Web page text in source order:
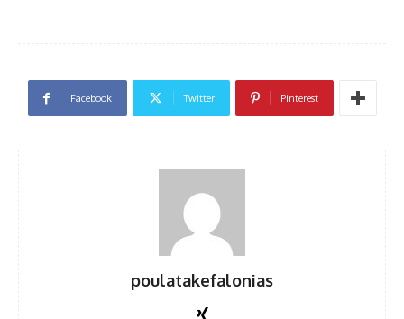
Facebook Twitter Pinterest
poulatakefalonias